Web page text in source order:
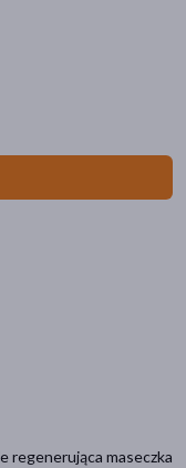
regenerująca maseczka